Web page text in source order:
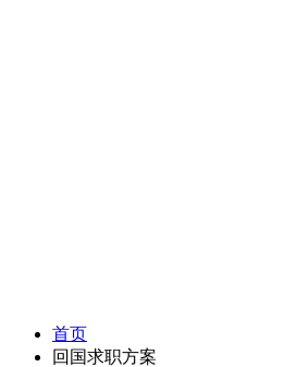
首页
回国求职方案